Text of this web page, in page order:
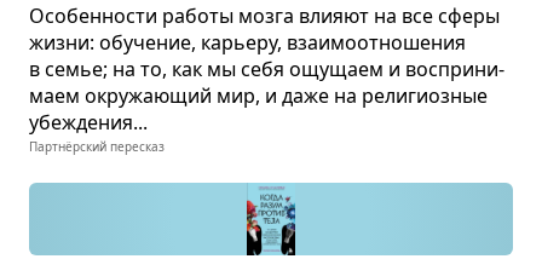
Осо­бен­но­сти работы мозга вли­яют на все сферы
жизни: обу­че­ние, карьеру, вза­и­мо­от­но­ше­ния
в семье; на то, как мы себя ощу­щаем и вос­при­ни­
маем окру­жа­ю­щий мир, и даже на рели­ги­оз­ные
убе­жде­ния...
Партнёрский пересказ